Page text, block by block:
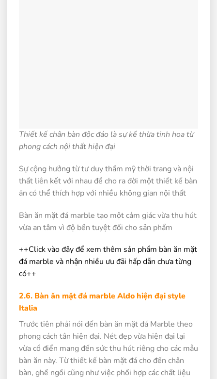
Thiết kế chân bàn độc đáo là sự kế thừa tinh hoa từ
phong cách nội thất hiện đại
Sự cộng hưởng từ tư duy thẩm mỹ thời trang và nội
thất liên kết với nhau để cho ra đời một thiết kế bàn
ăn có thể thích hợp với nhiều không gian nội thất
Bàn ăn mặt đá marble tạo một cảm giác vừa thu hút
vừa an tâm vì độ bền tuyệt đối cho sản phẩm
++Click vào đây để xem thêm sản phẩm bàn ăn mặt
đá marble và nhận nhiều ưu đãi hấp dẫn chưa từng
có++
2.6. Bàn ăn mặt đá marble Aldo hiện đại style
Italia
Trước tiên phải nói đến bàn ăn mặt đá Marble theo
phong cách tân hiện đại. Nét đẹp vừa hiện đại lại
vừa cổ điển mang đến sức thu hút riêng cho các mẫu
bàn ăn này. Từ thiết kế bàn mặt đá cho đến chân
bàn, ghế ngồi cũng như việc phối hợp các chất liệu